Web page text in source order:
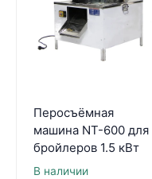
Перосъёмная
машина NT-600 для
бройлеров 1.5 кВт
В наличии